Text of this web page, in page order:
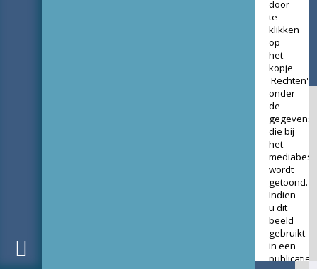
door
te
klikken
op
het
kopje
'Rechten'
onder
de
gegevens
die bij
het
wordt
getoond.
Indien
u dit
beeld
gebruikt
in een
publicatie,